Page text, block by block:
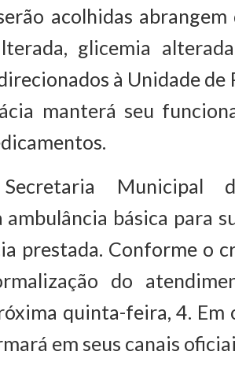
acolhidas
glicemia
à Unidade
manterá seu
Municipal
básica para
prestada. Conforme o
do
quinta-feira, 4. Em
em seus canais